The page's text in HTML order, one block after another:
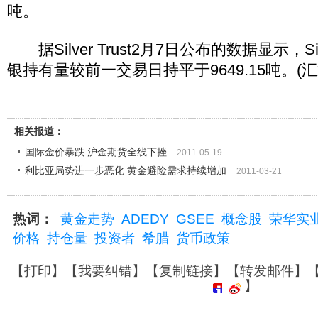
吨。
据Silver Trust2月7日公布的数据显示，
银持有量较前一交易日持平于9649.15吨。(
相关报道：
国际金价暴跌 沪金期货全线下挫
2011-05-19
利比亚局势进一步恶化 黄金避险需求持续增加 2011-03-21
热词： 黄金走势 ADEDY GSEE 概念股 荣华实
价格 持仓量 投资者 希腊 货币政策
【打印】【我要纠错】【复制链接】【转发邮件】
】